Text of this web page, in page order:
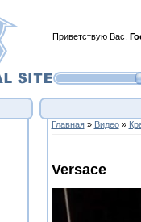
Приветствую Вас
Главная» Видео»
Versace